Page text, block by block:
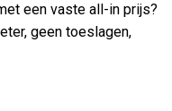
een vaste all-in prijs?
geen toeslagen,